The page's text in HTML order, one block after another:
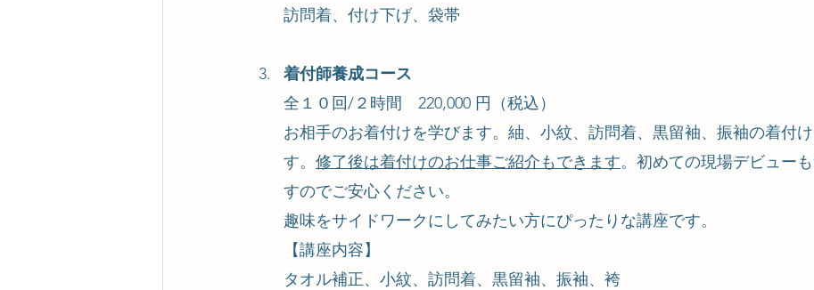
訪問着、付け下げ、袋帯
着付師養成コース
全１０回/２時間　220,000 円（税込）
お相手のお着付けを学びます。紬、小紋、訪問着、黒留袖、振袖の着付
す。 修了後は着付けのお仕事ご紹介もできます。初めての現場デビュー
すのでご安心ください。
趣味をサイドワークにしてみたい方にぴったりな講座です。
【講座内容】
​タオル補正、小紋、訪問着、黒留袖、振袖、袴